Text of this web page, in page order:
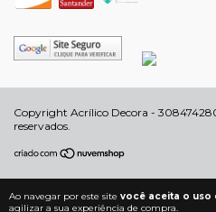
Ao navegar por este site você aceita o uso
agilizar a sua experiência de compra.
Copyright Acrílico Decora -
reservados.